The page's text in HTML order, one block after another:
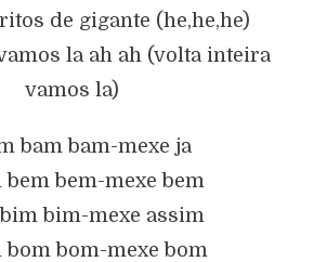
de gigante (he,he,he)
la ah ah (volta inteira
vamos la)
bam bam-mexe ja
bem bem-mexe bem
bim-mexe assim
bom bom-mexe bom